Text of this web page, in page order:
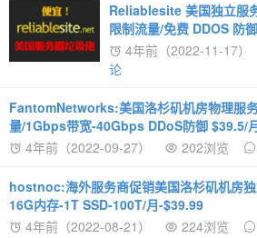
Reliablesite 美国独立服
限制流量/免费 DDOS 防
4年前（2022-11-17）
论
FantomNetworks:美国洛杉矶机房物理服
量/1Gbps带宽-40Gbps DDoS防御 $39.5/
4年前（2022-09-27）
202浏览
hostnoc:海外服务商促销美国洛杉矶机房
16G内存-1T SSD-100T/月-$39.99
4年前（2022-08-21）
224浏览